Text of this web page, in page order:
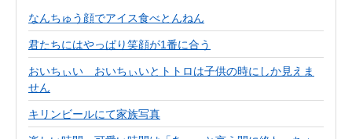
なんちゅう顔でアイス食べとんねん
君たちにはやっぱり笑顔が1番に合う
おいちぃい おいちぃいとトトロは子供の時にしか見えま
せん
キリンビールにて家族写真